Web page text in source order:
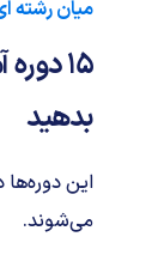
میان رشته
بدهید
این دوره‌ها
می‌شوند.